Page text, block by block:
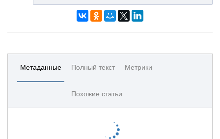
Метаданные Полный текст Метрики
Похожие статьи